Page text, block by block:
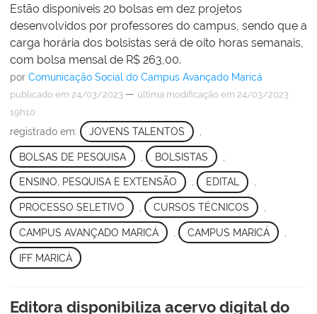
Estão disponíveis 20 bolsas em dez projetos
desenvolvidos por professores do campus, sendo que a
carga horária dos bolsistas será de oito horas semanais,
com bolsa mensal de R$ 263,00.
por Comunicação Social do Campus Avançado Maricá
publicado em 24/03/2023 — última modificação em 24/03/2023
19h10
registrado em: JOVENS TALENTOS
BOLSAS DE PESQUISA BOLSISTAS
ENSINO, PESQUISA E EXTENSÃO , EDITAL ,
PROCESSO SELETIVO CURSOS TÉCNICOS
CAMPUS AVANÇADO MARICÁ CAMPUS MARICÁ
IFF MARICÁ
Editora disponibiliza acervo digital do